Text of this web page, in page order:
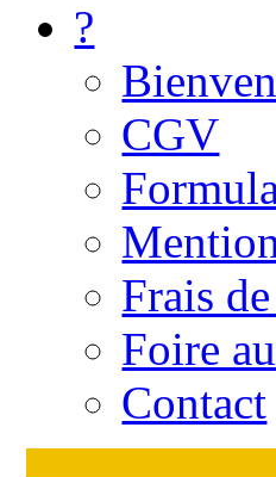
?
CGV
Frais
Foire
Contact